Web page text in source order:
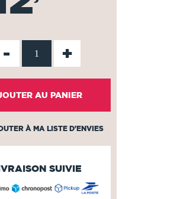
- +
AU PANIER
À MA LISTE D'ENVIES
SUIVIE